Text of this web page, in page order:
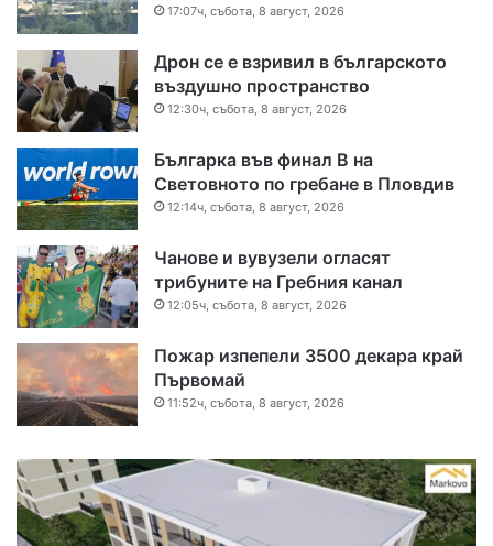
17:07ч, събота, 8 август, 2026
Дрон се е взривил в българското
въздушно пространство
12:30ч, събота, 8 август, 2026
Българка във финал B на
Световното по гребане в Пловдив
12:14ч, събота, 8 август, 2026
Чанове и вувузели огласят
трибуните на Гребния канал
12:05ч, събота, 8 август, 2026
Пожар изпепели 3500 декара край
Първомай
11:52ч, събота, 8 август, 2026